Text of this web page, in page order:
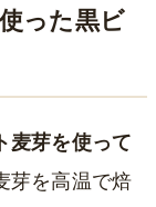
った黒ビ
麦芽を使って
芽を高温で焙